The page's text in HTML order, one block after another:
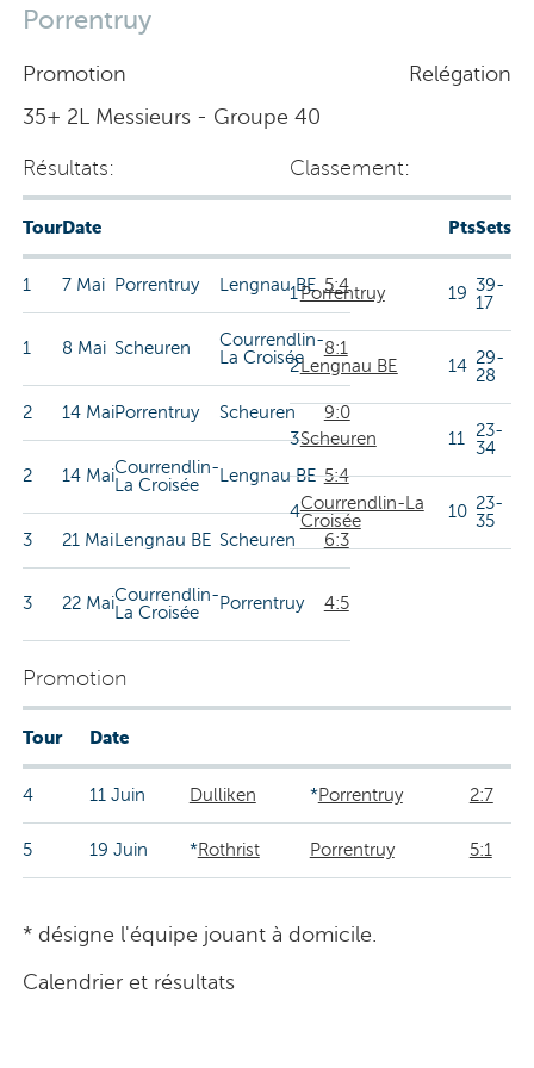
Porrentruy
Promotion
Relégation
35+ 2L Messieurs - Groupe 40
Résultats:
TourDate
1 7 Mai Porrentruy Lengnau BE 5:4
1 8 Mai Scheuren
Courrendlin-
La Croisée
8:1
2 14 MaiPorrentruy Scheuren 9:0
2 14 MaiCourrendlin-
La Croisée
Lengnau BE 5:4
3 21 Mai Lengnau BE Scheuren 6:3
3 22 MaiCourrendlin-
La Croisée
Porrentruy 4:5
Classement:
PtsSets
1Porrentruy 19 39-
17
2Lengnau BE 14 29-
28
3Scheuren 11
23-
34
4Courrendlin-La
Croisée
10 23-
35
Promotion
Tour Date
4 11 Juin Dulliken *Porrentruy 2:7
5 19 Juin *Rothrist Porrentruy 5:1
* désigne l'équipe jouant à domicile.
Calendrier et résultats